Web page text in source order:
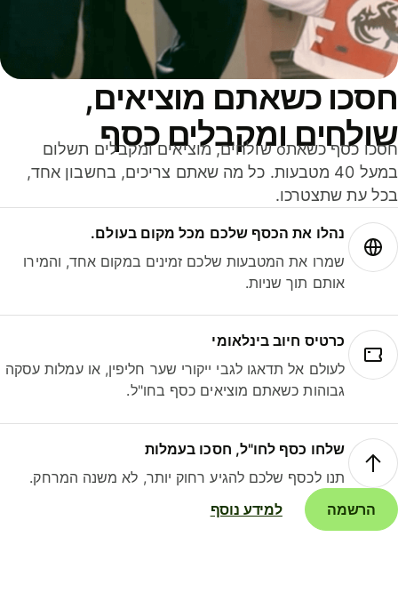
כשאתם מוציאים,
ומקבלים כסף
חסכו כסף כשאתo שולחים, מוציאים ומקבלים תשלום
במעל 40 מטבעות. כל מה שאתם צריכים, בחשבון אחד,
עת שתצטרכו.
נהלו את הכסף שלכם מכל מקום בעולם.
שמרו את המטבעות שלכם זמינים במקום אחד, והמירו
אותם תוך שניות.
כרטיס חיוב בינלאומי
לעולם אל תדאגו לגבי ייקורי שער חליפין, או עמלות עסקה
גבוהות כשאתם מוציאים כסף בחו"ל.
שלחו כסף לחו"ל, חסכו בעמלות
תנו לכסף שלכם להגיע רחוק יותר, לא משנה המרחק.
הרשמה
למידע נוסף